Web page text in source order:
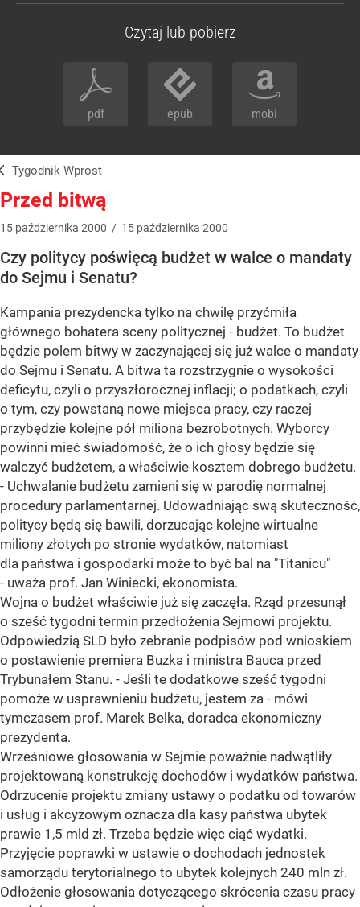
Czytaj lub pobierz
pdf epub mobi
Tygodnik Wprost
Przed bitwą
15 października 2000 / 15 października 2000
Czy politycy poświęcą budżet w walce o mandaty
do Sejmu i Senatu?
Kampania prezydencka tylko na chwilę przyćmiła
głównego bohatera sceny politycznej - budżet. To budżet
będzie polem bitwy w zaczynającej się już walce o mandaty
do Sejmu i Senatu. A bitwa ta rozstrzygnie o wysokości
deficytu, czyli o przyszłorocznej inflacji; o podatkach, czyli
o tym, czy powstaną nowe miejsca pracy, czy raczej
przybędzie kolejne pół miliona bezrobotnych. Wyborcy
powinni mieć świadomość, że o ich głosy będzie się
walczyć budżetem, a właściwie kosztem dobrego budżetu.
- Uchwalanie budżetu zamieni się w parodię normalnej
procedury parlamentarnej. Udowadniając swą skuteczność,
politycy będą się bawili, dorzucając kolejne wirtualne
miliony złotych po stronie wydatków, natomiast
dla państwa i gospodarki może to być bal na "Titanicu"
- uważa prof. Jan Winiecki, ekonomista.
Wojna o budżet właściwie już się zaczęła. Rząd przesunął
o sześć tygodni termin przedłożenia Sejmowi projektu.
Odpowiedzią SLD było zebranie podpisów pod wnioskiem
o postawienie premiera Buzka i ministra Bauca przed
Trybunałem Stanu. - Jeśli te dodatkowe sześć tygodni
pomoże w usprawnieniu budżetu, jestem za - mówi
tymczasem prof. Marek Belka, doradca ekonomiczny
prezydenta.
Wrześniowe głosowania w Sejmie poważnie nadwątliły
projektowaną konstrukcję dochodów i wydatków państwa.
Odrzucenie projektu zmiany ustawy o podatku od towarów
i usług i akcyzowym oznacza dla kasy państwa ubytek
prawie 1,5 mld zł. Trzeba będzie więc ciąć wydatki.
Przyjęcie poprawki w ustawie o dochodach jednostek
samorządu terytorialnego to ubytek kolejnych 240 mln zł.
Odłożenie głosowania dotyczącego skrócenia czasu pracy